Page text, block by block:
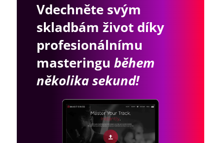
Vdechněte svým
skladbám život díky
profesionálnímu
masteringu během
několika sekund!